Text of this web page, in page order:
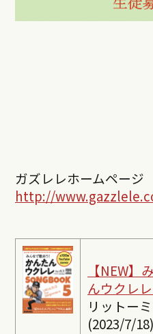
ガズレレホームページ
http://
【NEW】
んウクレレ
リットー
(2023/7/18)